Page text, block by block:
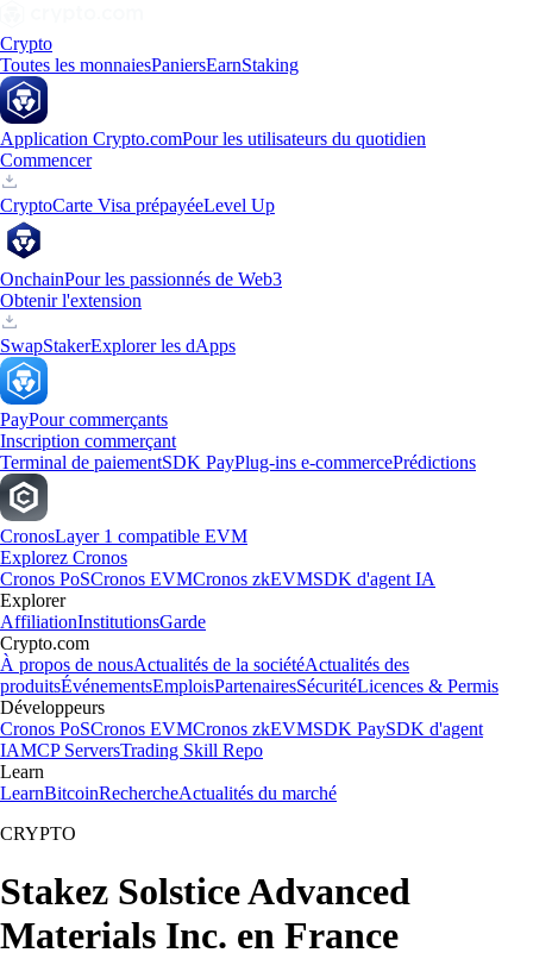
Crypto
Toutes les monnaiesPaniersEarnStaking
Application Crypto.comPour les utilisateurs du quotidien
Commencer
CryptoCarte Visa prépayéeLevel Up
OnchainPour les passionnés de Web3
Obtenir l'extension
SwapStakerExplorer les dApps
PayPour commerçants
Inscription commerçant
Terminal de paiementSDK PayPlug-ins e-commercePrédictions
CronosLayer 1 compatible EVM
Explorez Cronos
Cronos PoSCronos EVMCronos zkEVMSDK d'agent IA
Explorer
AffiliationInstitutionsGarde
Crypto.com
À propos de nousActualités de la sociétéActualités des
produitsÉvénementsEmploisPartenairesSécuritéLicences & Permis
Développeurs
Cronos PoSCronos EVMCronos zkEVMSDK PaySDK d'agent
IAMCP ServersTrading Skill Repo
Learn
LearnBitcoinRechercheActualités du marché
CRYPTO
Stakez Solstice Advanced
Materials Inc. en France